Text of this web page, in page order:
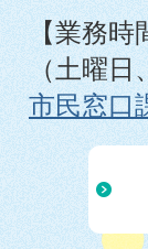
【業務
（土曜
市民窓口